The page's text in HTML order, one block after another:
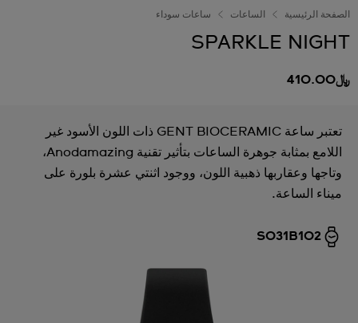
الصفحة الرئيسية الساعات ساعات سوداء
SPARKLE NIGHT
﷼410.00
تعتبر ساعة GENT BIOCERAMIC ذات اللون الأسود غير
اللامع بمثابة جوهرة الساعات بتأثير تقنية Anodamazing،
وتاجها وعقاربها ذهبية اللون، ووجود اثنتي عشرة بلورة على
ميناء الساعة.
SO31B102